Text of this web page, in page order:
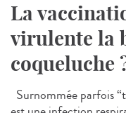
La
virulente la
coqueluche
Surnommée parfois